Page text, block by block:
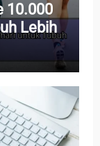
10.000
Lebih